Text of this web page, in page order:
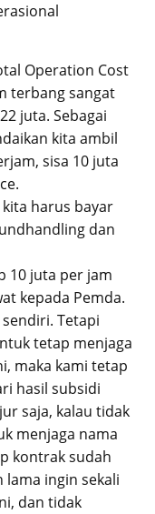
Operation Cost
terbang sangat
juta. Sebagai
kita ambil
sisa 10 juta
harus bayar
dan
10 juta per jam
kepada Pemda.
Tetapi
tetap menjaga
maka kami tetap
hasil subsidi
saja, kalau tidak
menjaga nama
kontrak sudah
lama ingin sekali
dan tidak